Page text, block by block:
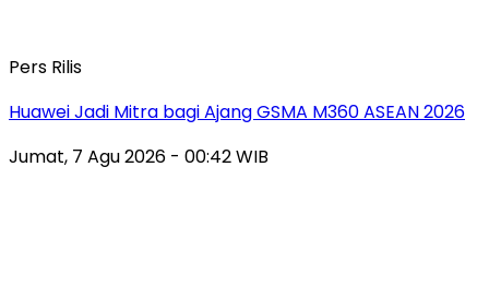
Pers Rilis
Huawei Jadi Mitra bagi Ajang GSMA M360 ASEAN 2026
Jumat, 7 Agu 2026 - 00:42 WIB